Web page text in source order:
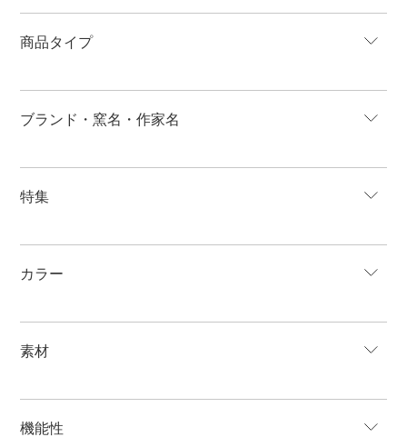
商品タイプ
ブランド・窯名・作家名
特集
カラー
素材
機能性